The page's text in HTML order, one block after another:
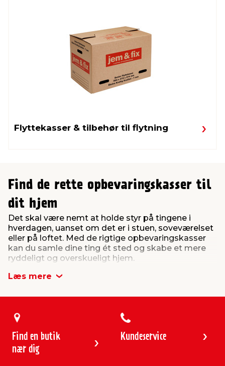
Flyttekasser & tilbehør til flytning
Find de rette opbevaringskasser til
dit hjem
Det skal være nemt at holde styr på tingene i
hverdagen, uanset om det er i stuen, soveværelset
eller på loftet. Med de rigtige opbevaringskasser
kan du samle dine ting ét sted og skabe et mere
ryddeligt og overskueligt hjem.
Når du vælger opbevaringskasser, er det en god
Nogle løsninger egner sig bedst til daglig brug,
fx kælder eller garage, hvor kravene til holdbarhed
Opbevaringskasser er en enkel måde at skabe
struktur i hverdagen og undgå rod. De gør det
Læs mere
Find en butik
nær dig
Kundeservice